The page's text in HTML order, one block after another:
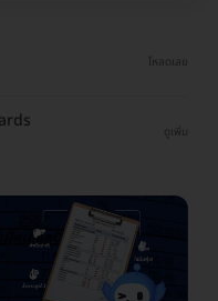
โหลดเลย
ดูเพิ่ม